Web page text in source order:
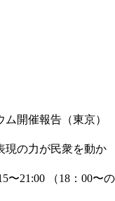
開催報告（東京）
現の力が民衆を動か
〜21:00 （18：00〜の